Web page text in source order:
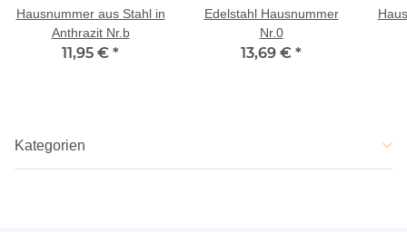
Hausnummer aus Stahl in
Anthrazit Nr.b
11,95 € *
Edelstahl Hausnummer
Nr.0
13,69 € *
Kategorien